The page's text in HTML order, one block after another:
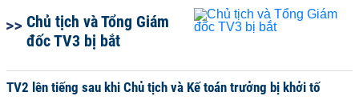
Chủ tịch và Tổng Giám
đốc TV3 bị bắt
TV2 lên tiếng sau khi Chủ tịch và Kế toán trưởng bị khởi tố